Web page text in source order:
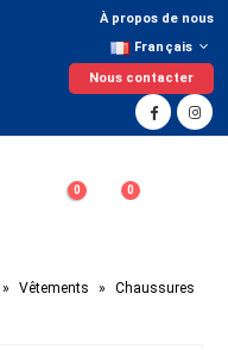
À propos de nous
Français
Nous contacter
0 0
» Vêtements »
Chaussures